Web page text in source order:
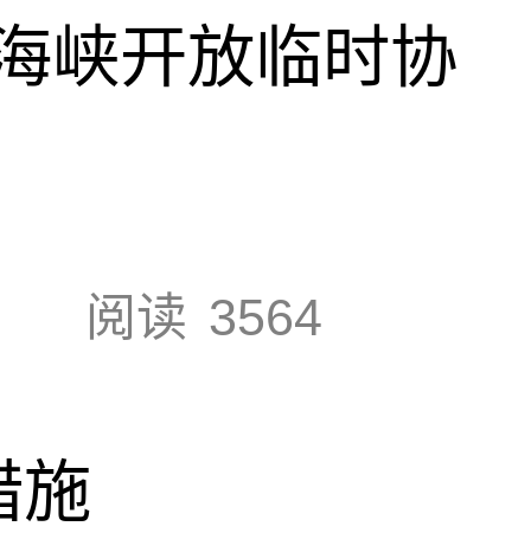
峡开放临时协
阅读 3564
施